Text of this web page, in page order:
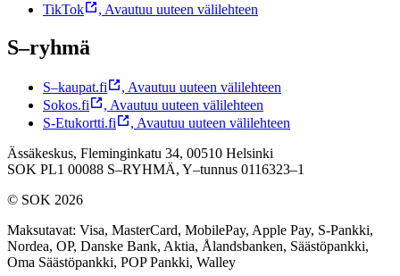
TikTok
, Avautuu uuteen välilehteen
S–ryhmä
S–kaupat.fi , Avautuu uuteen välilehteen
Sokos.fi
, Avautuu uuteen välilehteen
S-Etukortti.fi
, Avautuu uuteen välilehteen
Ässäkeskus, Fleminginkatu 34, 00510 Helsinki
SOK PL1 00088 S–RYHMÄ, Y–tunnus 0116323–1
© SOK 2026
Maksutavat: Visa, MasterCard, MobilePay, Apple Pay, S-Pankki,
Nordea, OP, Danske Bank, Aktia, Ålandsbanken, Säästöpankki,
Oma Säästöpankki, POP Pankki, Walley